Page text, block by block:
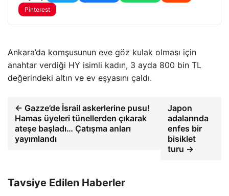
Pinterest
Ankara’da komşusunun eve göz kulak olması için
anahtar verdiği HY isimli kadın, 3 ayda 800 bin TL
değerindeki altın ve ev eşyasını çaldı.
← Gazze’de İsrail askerlerine pusu!
Hamas üyeleri tünellerden çıkarak
ateşe başladı… Çatışma anları
yayımlandı
Japon
adalarında
enfes bir
bisiklet
turu →
Tavsiye Edilen Haberler